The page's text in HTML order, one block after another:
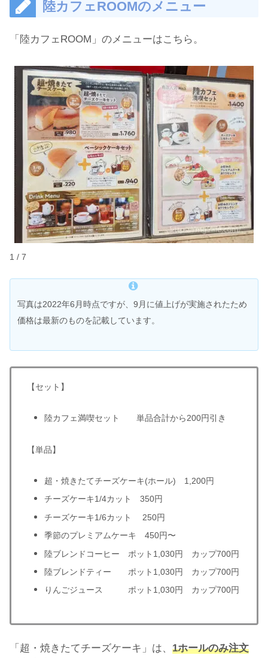
陸カフェROOMのメニュー
「陸カフェROOM」のメニューはこちら。
1 / 7
写真は2022年6月時点ですが、9月に値上げが実施されたため
価格は最新のものを記載しています。
【セット】
陸カフェ満喫セット 単品合計から200円引き
【単品】
超・焼きたてチーズケーキ(ホール) 1,200円
チーズケーキ1/4カット 350円
チーズケーキ1/6カット 250円
季節のプレミアムケーキ 450円〜
陸ブレンドコーヒー ポット1,030円 カップ700円
陸ブレンドティー ポット1,030円 カップ700円
りんごジュース ポット1,030円 カップ700円
「超・焼きたてチーズケーキ」は、 1ホールのみ注文